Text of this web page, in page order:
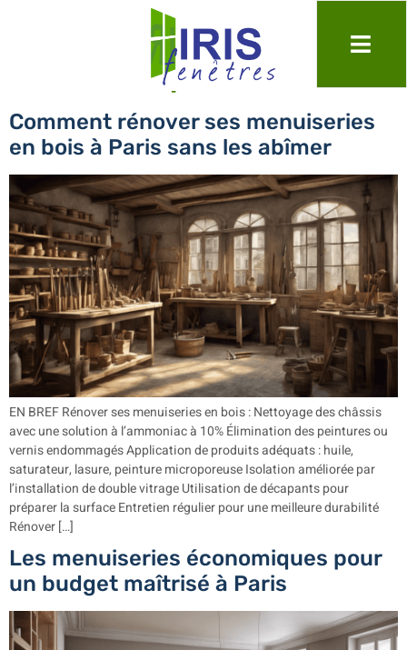
18 septembre 2024
Comment rénover ses menuiseries
en bois à Paris sans les abîmer
EN BREF Rénover ses menuiseries en bois : Nettoyage des châssis
avec une solution à l’ammoniac à 10% Élimination des peintures ou
vernis endommagés Application de produits adéquats : huile,
saturateur, lasure, peinture microporeuse Isolation améliorée par
l’installation de double vitrage Utilisation de décapants pour
préparer la surface Entretien régulier pour une meilleure durabilité
Rénover […]
Les menuiseries économiques pour
un budget maîtrisé à Paris